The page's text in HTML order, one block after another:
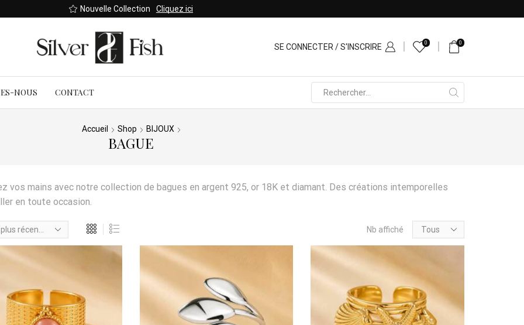
SE CONNECTER / S'INSCRIRE 0 0
NOUS CONTACT
input
Accueil Shop BIJOUX
BAGUE
vos mains avec notre collection de bagues en argent 925, or 18K et diamant. Des créations intemporelles
en toute occasion.
Nb affiché
Products
per